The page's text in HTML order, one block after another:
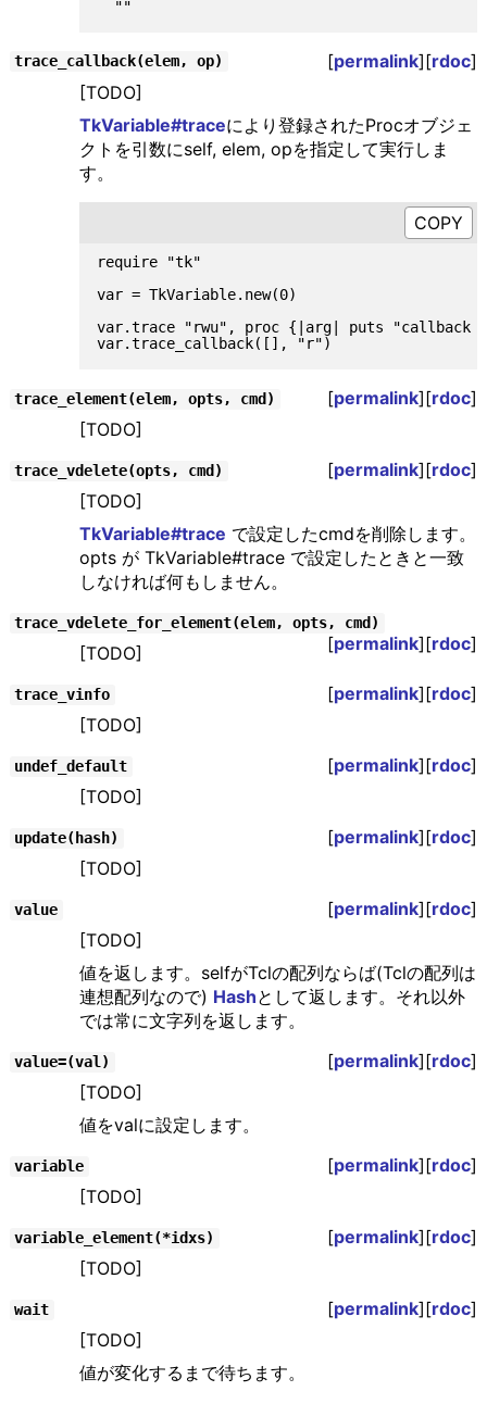
trace_callback(elem, op) [permalink][rdoc]
[TODO]
TkVariable#traceにより登録されたProcオブジェ
クトを引数にself, elem, opを指定して実行しま
す。
require "tk"
var = TkVariable.new(0)
var.trace "rwu", proc {|arg| puts "callback
trace_element(elem, opts, cmd) [permalink][rdoc]
[TODO]
trace_vdelete(opts, cmd) [permalink][rdoc]
[TODO]
TkVariable#trace で設定したcmdを削除します。
opts が TkVariable#trace で設定したときと一致
しなければ何もしません。
trace_vdelete_for_element(elem, opts, cmd)
[permalink][rdoc]
[TODO]
trace_vinfo [permalink][rdoc]
[TODO]
undef_default [permalink][rdoc]
[TODO]
update(hash) [permalink][rdoc]
[TODO]
value [permalink][rdoc]
[TODO]
値を返します。selfがTclの配列ならば(Tclの配列は
連想配列なので) Hashとして返します。それ以外
では常に文字列を返します。
value=(val) [permalink][rdoc]
[TODO]
値をvalに設定します。
variable [permalink][rdoc]
[TODO]
variable_element(*idxs) [permalink][rdoc]
[TODO]
wait [permalink][rdoc]
[TODO]
値が変化するまで待ちます。